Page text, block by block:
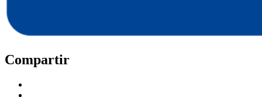
Compartir